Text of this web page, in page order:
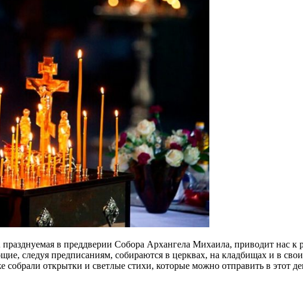
празднуемая в преддверии Собора Архангела Михаила, приводит
следуя предписаниям, собираются в церквах, на кладбищах и в
собрали открытки и светлые стихи, которые можно отправить в этот